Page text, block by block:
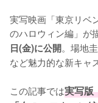
実写映画「東京リベ
のハロウィン編」が
日(金)に公開。場地
など魅力的な新キャ
この記事では実写版